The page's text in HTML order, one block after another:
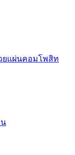
ยแผ่นคอมโพสิท